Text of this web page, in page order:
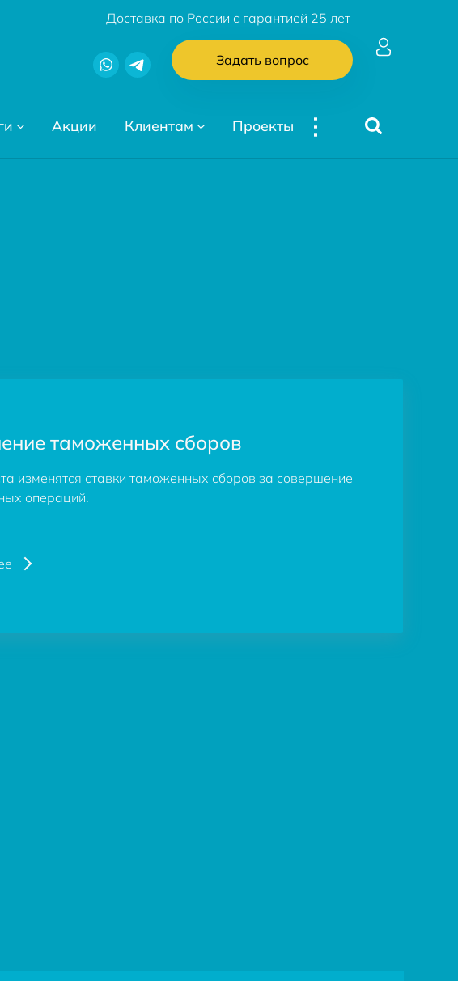
Доставка по России с гарантией 25 лет
Задать вопрос
Акции Клиентам Проекты ...
таможенных сборов
изменятся ставки таможенных сборов за совершение
операций.